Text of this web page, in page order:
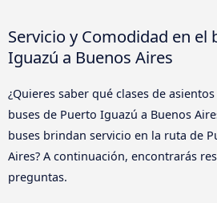
Servicio y Comodidad en el
Iguazú a Buenos Aires
¿Quieres saber qué clases de
buses de Puerto Iguazú a Buenos
buses brindan servicio en la ruta de
Aires? A continuación, encontrarás
preguntas.